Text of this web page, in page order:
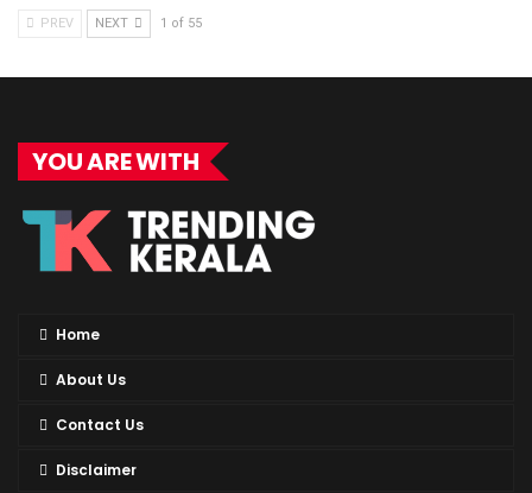
PREV NEXT 1 of 55
YOU ARE WITH
Home
About Us
Contact Us
Disclaimer